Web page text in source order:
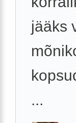
jääks
...